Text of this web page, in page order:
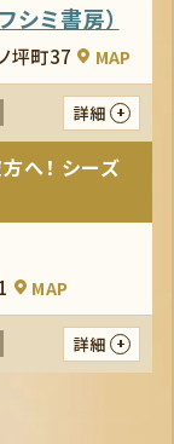
ミ書房）
坪町37 MAP
詳細
へ！ シーズ
MAP
詳細